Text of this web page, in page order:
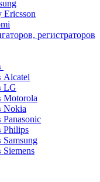
Ericsson
регистраторов
Alcatel
LG
Motorola
Nokia
Panasonic
Philips
Samsung
Siemens